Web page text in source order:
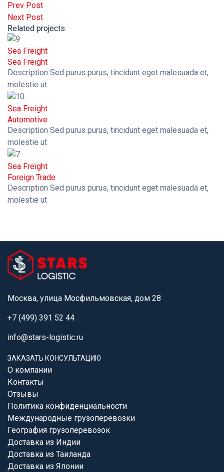
Prev Post
Next Post
Related projects
Sea Freight
Sea Freight
Description Sed purus purus, tincidunt eget malesuada et,
molestie ut
Sea Freight
Automotive
Description Sed purus purus, tincidunt eget malesuada et,
molestie ut
Sea Freight
Foreign Trade
Description Sed purus purus, tincidunt eget malesuada et,
molestie ut
Москва, улица Мосфильмовская, дом 28
+7 (499) 391 52 44
info@stars-logistic.ru
ЗАКАЗАТЬ КОНСУЛЬТАЦИЮ
О компании
Контакты
Отзывы
Политика конфиденциальности
Международные грузоперевозки
География грузоперевозок
Доставка из Индии
Доставка из Таиланда
Доставка из Японии